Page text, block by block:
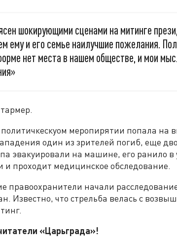
шокирующими сценами на митинге
ему и его семье наилучшие пожелания.
нет места в нашем обществе, и мои
меропирятии попала
один из зрителей погиб, еще
эвакуировали на машине, его ранило в
и проходит медицинское обследование.
правоохранители начали
Известно, что стрельба велась с
читатели «Царьграда»!